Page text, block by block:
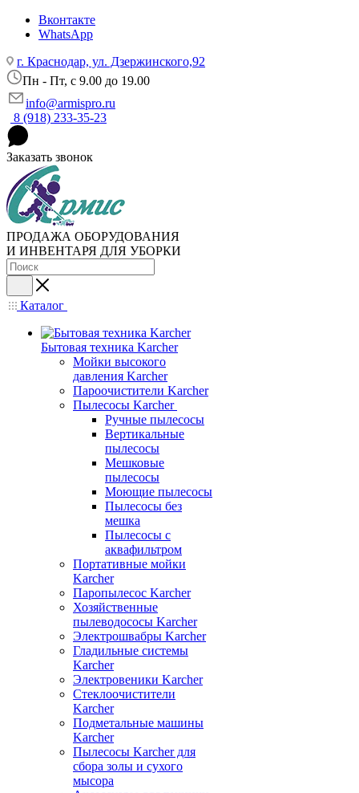
Вконтакте
WhatsApp
г. Краснодар, ул. Дзержинского,92
Пн - Пт, c 9.00 до 19.00
info@armispro.ru
8 (918) 233-35-23
Заказать звонок
ПРОДАЖА ОБОРУДОВАНИЯ
И ИНВЕНТАРЯ ДЛЯ УБОРКИ
Каталог
Бытовая техника Karcher
Мойки высокого
давления Karcher
Пароочистители Karcher
Пылесосы Karcher
Ручные пылесосы
Вертикальные
пылесосы
Мешковые
пылесосы
Моющие пылесосы
Пылесосы без
мешка
Пылесосы с
аквафильтром
Портативные мойки
Karcher
Паропылесос Karcher
Хозяйственные
пылеводососы Karcher
Электрошвабры Karcher
Гладильные системы
Karcher
Электровеники Karcher
Стеклоочистители
Karcher
Подметальные машины
Karcher
Пылесосы Karcher для
сбора золы и сухого
мысора